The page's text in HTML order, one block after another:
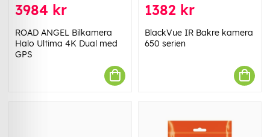
3984 kr
ROAD ANGEL Bilkamera
Halo Ultima 4K Dual med
GPS
1382 kr
BlackVue IR Bakre kamera
650 serien